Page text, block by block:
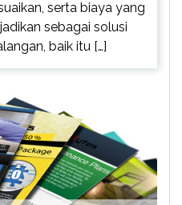
serta biaya yang
sebagai solusi
baik itu […]